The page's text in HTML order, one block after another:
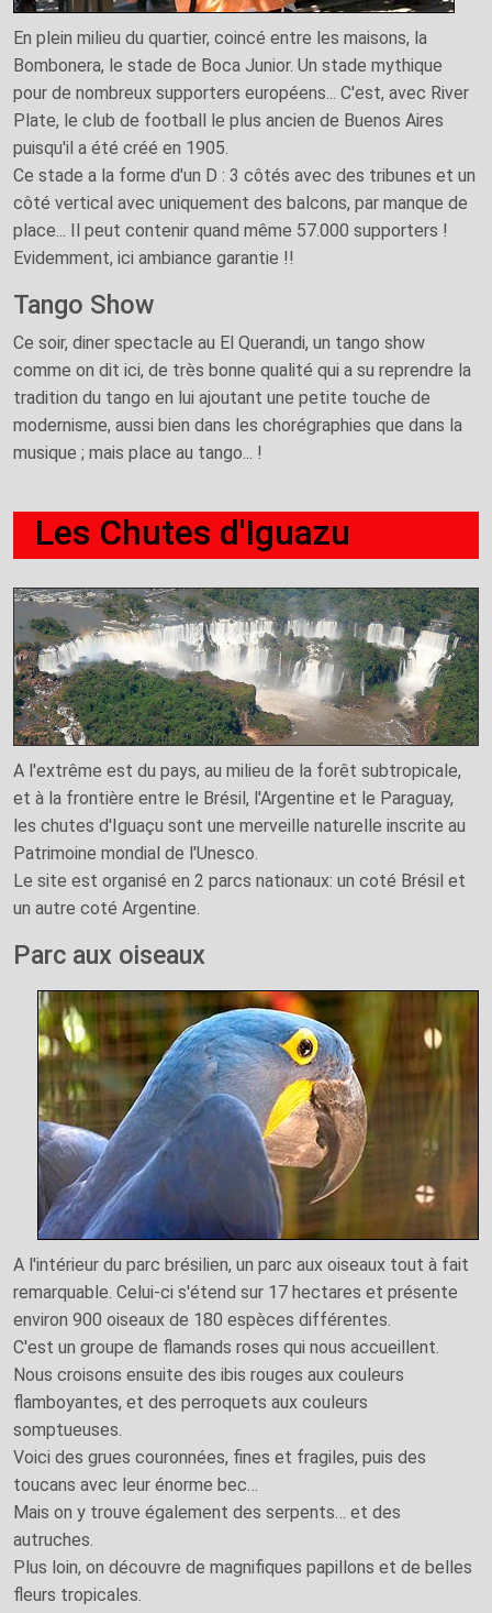
En plein milieu du quartier, coincé entre les maisons, la
Bombonera, le stade de Boca Junior. Un stade mythique
pour de nombreux supporters européens... C'est, avec River
Plate, le club de football le plus ancien de Buenos Aires
puisqu'il a été créé en 1905.
Ce stade a la forme d'un D : 3 côtés avec des tribunes et un
côté vertical avec uniquement des balcons, par manque de
place... Il peut contenir quand même 57.000 supporters !
Evidemment, ici ambiance garantie !!
Tango Show
Ce soir, diner spectacle au El Querandi, un tango show
comme on dit ici, de très bonne qualité qui a su reprendre la
tradition du tango en lui ajoutant une petite touche de
modernisme, aussi bien dans les chorégraphies que dans la
musique ; mais place au tango... !
Les Chutes d'Iguazu
A l'extrême est du pays, au milieu de la forêt subtropicale,
et à la frontière entre le Brésil, l'Argentine et le Paraguay,
les chutes d'Iguaçu sont une merveille naturelle inscrite au
Patrimoine mondial de l'Unesco.
Le site est organisé en 2 parcs nationaux: un coté Brésil et
un autre coté Argentine.
Parc aux oiseaux
A l'intérieur du parc brésilien, un parc aux oiseaux tout à fait
remarquable. Celui-ci s'étend sur 17 hectares et présente
environ 900 oiseaux de 180 espèces différentes.
C'est un groupe de flamands roses qui nous accueillent.
Nous croisons ensuite des ibis rouges aux couleurs
flamboyantes, et des perroquets aux couleurs
somptueuses.
Voici des grues couronnées, fines et fragiles, puis des
toucans avec leur énorme bec…
Mais on y trouve également des serpents… et des
autruches.
Plus loin, on découvre de magnifiques papillons et de belles
fleurs tropicales.